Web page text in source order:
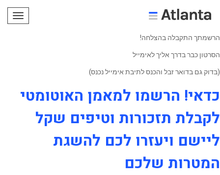
הרשמתך התקבלה בהצלחה!
הסרטון כבר בדרך אליך לאימייל
(בדוק גם בדואר זבל והכנס לתיבת אימייל נכנס)
כדאי! הרשמו למאמן האוטומטי
לקבלת תזכורות וטיפים שקל
ליישם ויעזרו לכם להשגת
המטרות שלכם